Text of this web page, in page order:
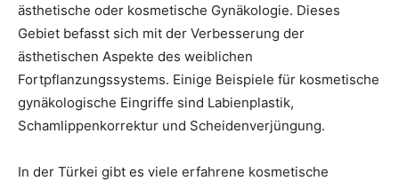
ästhetische oder kosmetische Gynäkologie. Dieses
Gebiet befasst sich mit der Verbesserung der
ästhetischen Aspekte des weiblichen
Fortpflanzungssystems. Einige Beispiele für kosmetische
gynäkologische Eingriffe sind Labienplastik,
Schamlippenkorrektur und Scheidenverjüngung.
In der Türkei gibt es viele erfahrene kosmetische